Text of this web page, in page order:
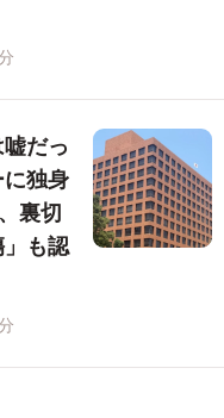
だっ
独身
裏切
も認